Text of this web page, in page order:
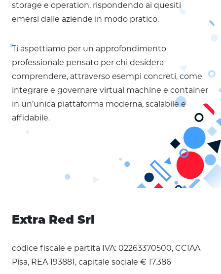
storage e operation, rispondendo ai quesiti
emersi dalle aziende in modo pratico.
Ti aspettiamo per un approfondimento
professionale pensato per chi desidera
comprendere, attraverso esempi concreti, come
integrare e governare virtual machine e container
in un’unica piattaforma moderna, scalabile e
affidabile.
Extra Red Srl
codice fiscale e partita IVA: 02263370500, CCIAA
Pisa, REA 193881, capitale sociale € 17.386